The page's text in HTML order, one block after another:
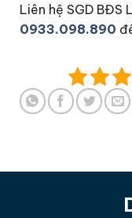
Liên hệ SGD BĐS
0933.098.890